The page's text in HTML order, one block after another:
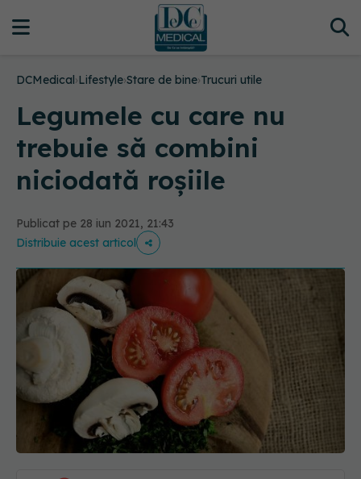
DCMedical›Lifestyle›Stare de bine›Trucuri utile
Legumele cu care nu
trebuie să combini
niciodată roșiile
Publicat pe 28 iun 2021, 21:43
Distribuie acest articol